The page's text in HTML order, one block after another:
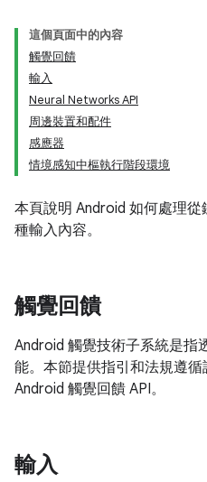
這個頁面中的內容
觸覺回饋
輸入
Neural Networks API
周邊裝置和配件
感應器
情境感知中樞執行階段環境
本頁說明 Android 如何處理
種輸入內容。
觸覺回饋
Android 觸覺技術子系統是指
能。本節提供指引和法規遵
Android 觸覺回饋 API。
輸入